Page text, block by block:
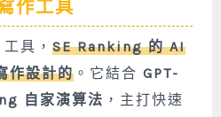
作工具
具， SE Ranking 的 AI
作設計的 。它結合 GPT-
自家演算法 ，主打快速